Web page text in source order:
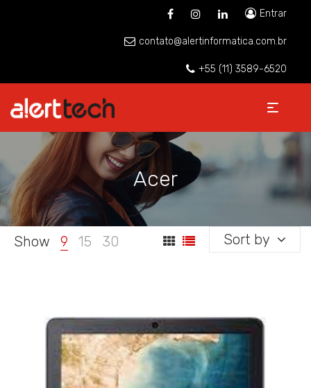
Entrar
contato@alertinformatica.com.br
+55 (11) 3589-6520
Acer
Show 9 15 30 Sort by